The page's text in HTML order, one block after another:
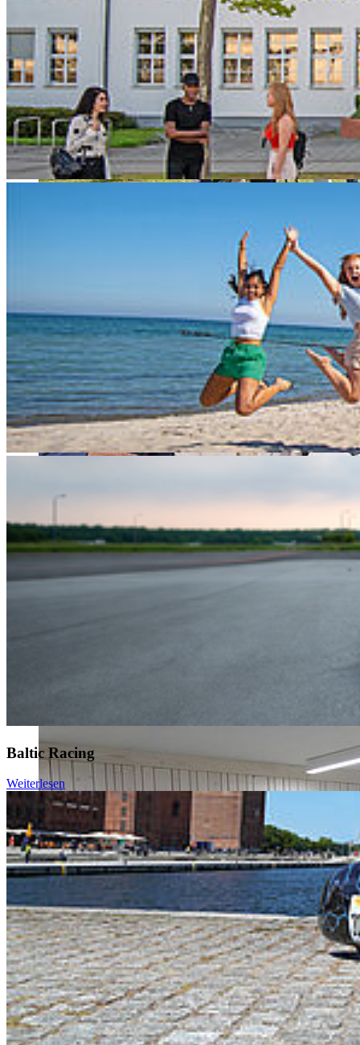
Baltic Racing
Weiterlesen